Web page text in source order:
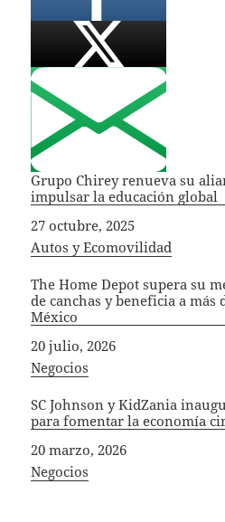
Grupo Chirey renueva su
impulsar la educación global
Fecha
27 octubre, 2025
In relation to
Autos y Ecomovilidad
The Home Depot supera su
de canchas y beneficia a más
México
Fecha
20 julio, 2026
In relation to
Negocios
SC Johnson y KidZania
para fomentar la economía
Fecha
20 marzo, 2026
In relation to
Negocios